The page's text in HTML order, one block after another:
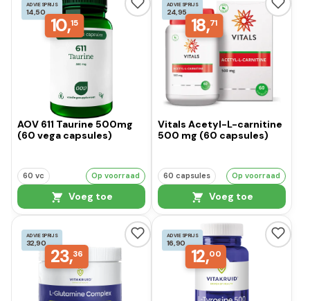
ADVIESPRIJS
14,50
10,15
AOV 611 Taurine 500mg
(60 vega capsules)
60 vc Op voorraad
Voeg toe
ADVIESPRIJS
24,95
18,71
Vitals Acetyl-L-carnitine
500 mg (60 capsules)
60 capsules Op voorraad
Voeg toe
ADVIESPRIJS
32,90
23,36
ADVIESPRIJS
16,90
12,00